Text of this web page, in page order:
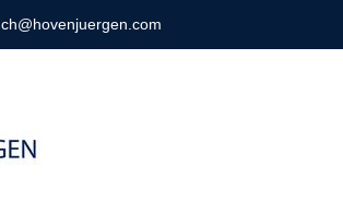
ch@hovenjuergen.com